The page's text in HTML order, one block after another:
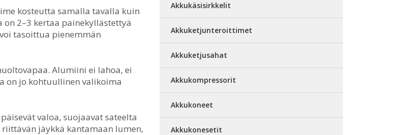
kosteutta samalla tavalla kuin
2–3 kertaa painekyllästettyä
tasoittua pienemmän
Alumiini ei lahoa, ei
on jo kohtuullinen valikoima
valoa, suojaavat sateelta
jäykkä kantamaan lumen,
Akkukäsisirkkelit
Akkuketjunteroittimet
Akkuketjusahat
Akkukompressorit
Akkukoneet
Akkukonesetit